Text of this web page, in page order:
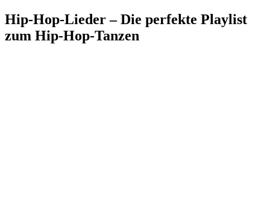
Hip-Hop-Lieder – Die perfekte Playlist
zum Hip-Hop-Tanzen